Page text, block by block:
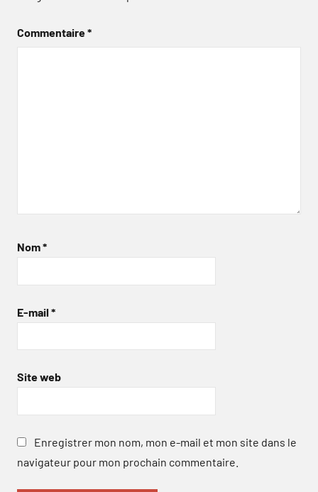
Commentaire*
Nom*
E-mail *
Site web
Enregistrer mon nom, mon e-mail et mon site dans le
navigateur pour mon prochain commentaire.